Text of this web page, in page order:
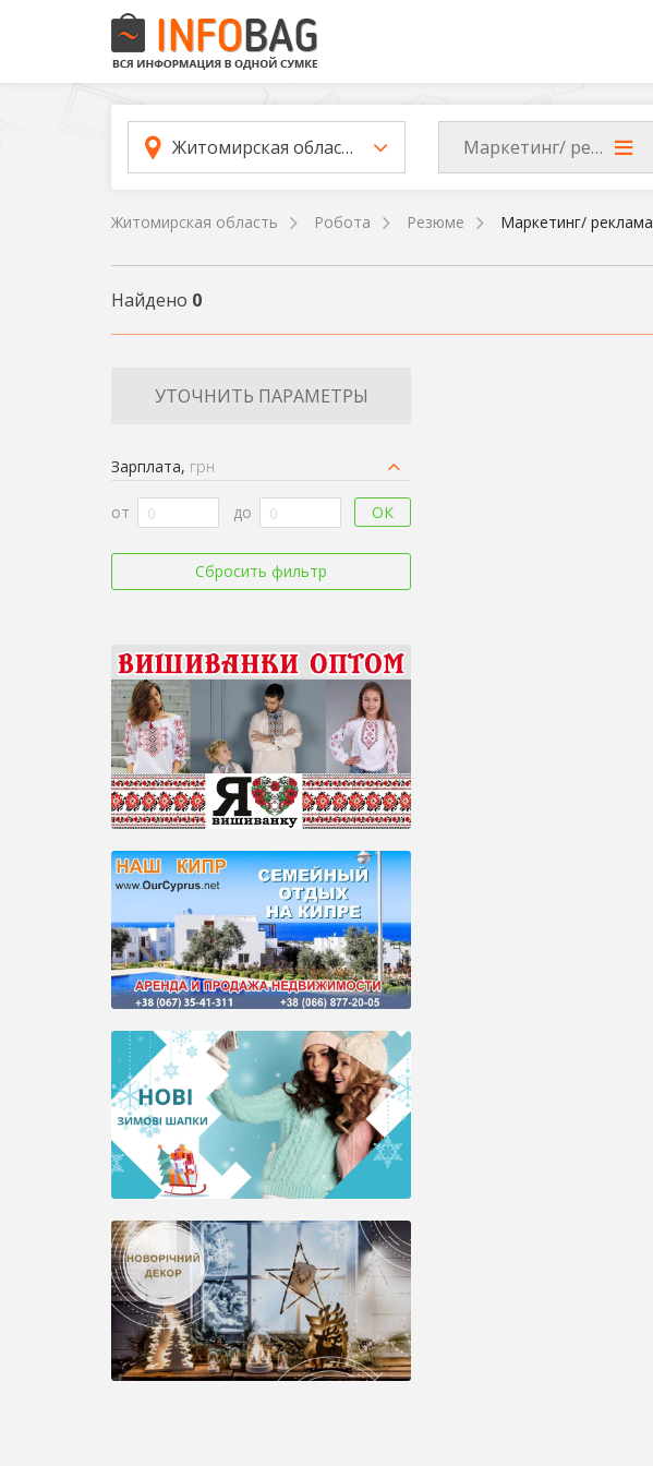
Житомирская область Маркетинг/ реклама
Житомирская область Робота Резюме Маркетинг/ реклама
Найдено 0
УТОЧНИТЬ ПАРАМЕТРЫ
Зарплата, грн
от до ОК
Сбросить фильтр